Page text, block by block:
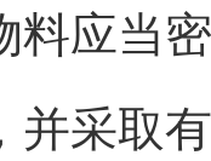
料应当
并采取